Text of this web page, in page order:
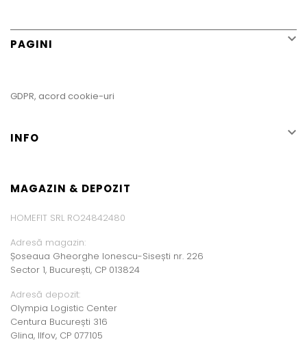
PAGINI 
GDPR, acord cookie-uri
INFO 
MAGAZIN & DEPOZIT
HOMEFIT SRL RO24842480
Adresă magazin:
Șoseaua Gheorghe Ionescu-Sisești nr. 226
Sector 1, București, CP 013824
Adresă depozit:
Olympia Logistic Center
Centura București 316
Glina, Ilfov, CP 077105